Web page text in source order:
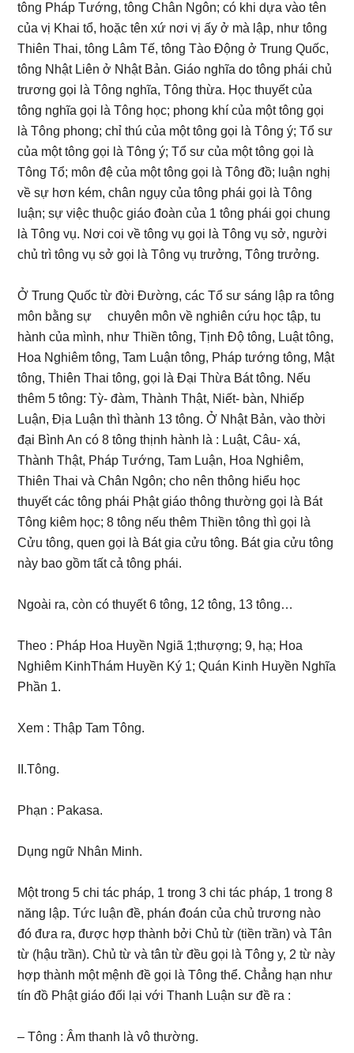
tông Pháp Tướng, tông Chân Ngôn; có khi dựa vào tên
của vị Khai tổ, hoặc tên xứ nơi vị ấy ở mà lập, như tông
Thiên Thai, tông Lâm Tế, tông Tào Động ở Trung Quốc,
tông Nhật Liên ở Nhật Bản. Giáo nghĩa do tông phái chủ
trương gọi là Tông nghĩa, Tông thừa. Học thuyết của
tông nghĩa gọi là Tông học; phong khí của một tông gọi
là Tông phong; chỉ thú của một tông gọi là Tông ý; Tổ sư
của một tông gọi là Tông ý; Tổ sư của một tông gọi là
Tông Tổ; môn đệ của một tông gọi là Tông đồ; luận nghị
về sự hơn kém, chân ngụy của tông phái gọi là Tông
luận; sự việc thuộc giáo đoàn của 1 tông phái gọi chung
là Tông vụ. Nơi coi về tông vụ gọi là Tông vụ sở, người
chủ trì tông vụ sở gọi là Tông vụ trưởng, Tông trưởng.
Ở Trung Quốc từ đời Đường, các Tổ sư sáng lập ra tông
môn bằng sự chuyên môn về nghiên cứu học tập, tu
hành của mình, như Thiền tông, Tịnh Độ tông, Luật tông,
Hoa Nghiêm tông, Tam Luận tông, Pháp tướng tông, Mật
tông, Thiên Thai tông, gọi là Đại Thừa Bát tông. Nếu
thêm 5 tông: Tỳ- đàm, Thành Thật, Niết- bàn, Nhiếp
Luận, Địa Luận thì thành 13 tông. Ở Nhật Bản, vào thời
đại Bình An có 8 tông thịnh hành là : Luật, Câu- xá,
Thành Thật, Pháp Tướng, Tam Luận, Hoa Nghiêm,
Thiên Thai và Chân Ngôn; cho nên thông hiểu học
thuyết các tông phái Phật giáo thông thường gọi là Bát
Tông kiêm học; 8 tông nếu thêm Thiền tông thì gọi là
Cửu tông, quen gọi là Bát gia cửu tông. Bát gia cửu tông
này bao gồm tất cả tông phái.
Ngoài ra, còn có thuyết 6 tông, 12 tông, 13 tông…
Theo : Pháp Hoa Huyền Ngiã 1;thượng; 9, hạ; Hoa
Nghiêm KinhThám Huyền Ký 1; Quán Kinh Huyền Nghĩa
Phần 1.
Xem : Thập Tam Tông.
II.Tông.
Phạn : Pakasa.
Dụng ngữ Nhân Minh.
Một trong 5 chi tác pháp, 1 trong 3 chi tác pháp, 1 trong 8
năng lập. Tức luận đề, phán đoán của chủ trương nào
đó đưa ra, được hợp thành bởi Chủ từ (tiền trần) và Tân
từ (hậu trần). Chủ từ và tân từ đều gọi là Tông y, 2 từ này
hợp thành một mệnh đề gọi là Tông thể. Chẳng hạn như
tín đồ Phật giáo đối lại với Thanh Luận sư đề ra :
– Tông : Âm thanh là vô thường.